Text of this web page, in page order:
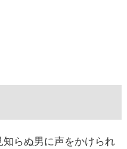
らぬ男に声をかけられ